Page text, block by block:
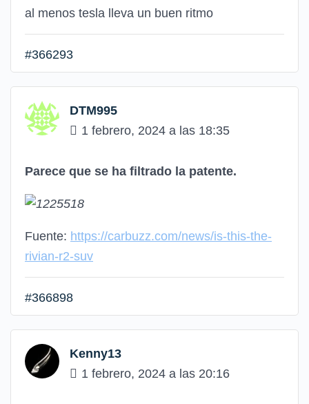
al menos tesla lleva un buen ritmo
#366293
DTM995
1 febrero, 2024 a las 18:35
Parece que se ha filtrado la patente.
Fuente: https://carbuzz.com/news/is-this-the-
rivian-r2-suv
#366898
Kenny13
1 febrero, 2024 a las 20:16